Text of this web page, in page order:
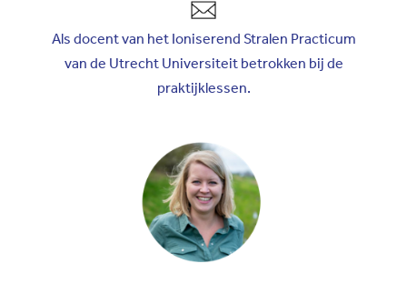
Als docent van het Ioniserend Stralen Practicum
van de Utrecht Universiteit betrokken bij de
praktijklessen.